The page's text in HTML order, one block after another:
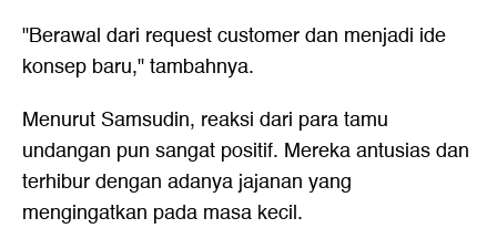
"Berawal dari request customer dan menjadi ide
konsep baru," tambahnya.
Menurut Samsudin, reaksi dari para tamu
undangan pun sangat positif. Mereka antusias dan
terhibur dengan adanya jajanan yang
mengingatkan pada masa kecil.